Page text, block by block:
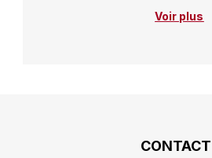
Voir plus
CONTACT